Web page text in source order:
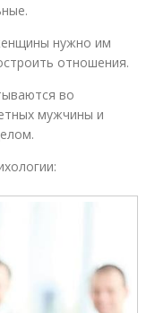
нужно им
отношения.
во
мужчины и